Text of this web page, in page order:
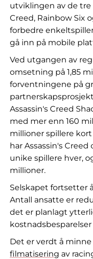
utviklingen av de tre
Creed, Rainbow Six
forbedre
gå inn på mobile
Ved utgangen av
omsetning på 1,85
forventningene på
Assassin's Creed
med mer enn 160
millioner spillere
har Assassin's
unike spillere hver,
millioner.
Selskapet fortsetter
Antall ansatte er
det er planlagt
Det er verdt å
filmatisering av